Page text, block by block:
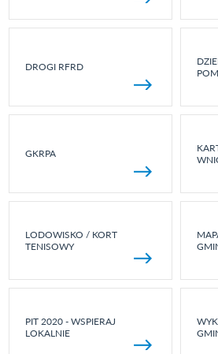
DROGI RFRD
GKRPA
LODOWISKO / KORT
TENISOWY
PIT 2020 - WSPIERAJ
LOKALNIE